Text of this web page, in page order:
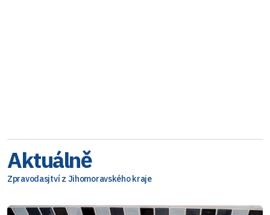
Aktuálně
Zpravodasjtví z Jihomoravského kraje